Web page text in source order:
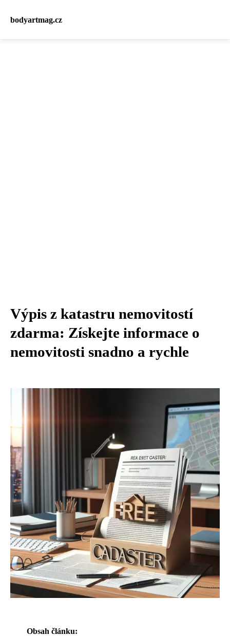
bodyartmag.cz
Výpis z katastru nemovitostí
zdarma: Získejte informace o
nemovitosti snadno a rychle
Obsah článku: